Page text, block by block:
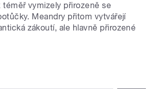
téměř vymizely přirozeně se
Meandry přitom vytvářejí
zákoutí, ale hlavně přirozené